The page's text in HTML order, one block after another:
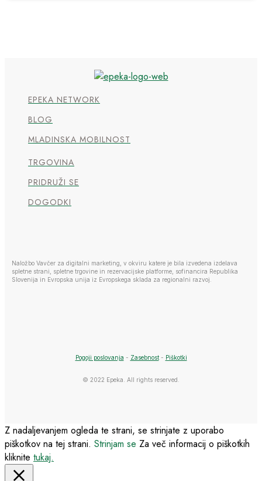
EPEKA NETWORK
BLOG
MLADINSKA MOBILNOST
TRGOVINA
PRIDRUŽI SE
DOGODKI
Naložbo Vavčer za digitalni marketing, v okviru katere je bila izvedena izdelava
spletne strani, spletne trgovine in rezervacijske platforme, sofinancira Republika
Slovenija in Evropska unija iz Evropskega sklada za regionalni razvoj.
Pogoji poslovanja - Zasebnost- Piškotki
© 2022 Epeka. All rights reserved.
Z nadaljevanjem ogleda te strani, se strinjate z uporabo
piškotkov na tej strani. Strinjam se Za več informacij o piškotkih
kliknite tukaj.